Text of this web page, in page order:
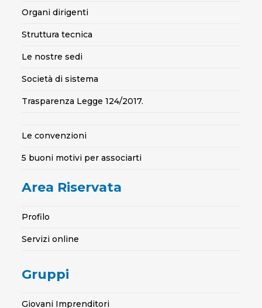
Organi dirigenti
Struttura tecnica
Le nostre sedi
Società di sistema
Trasparenza Legge 124/2017.
Le convenzioni
5 buoni motivi per associarti
Area Riservata
Profilo
Servizi online
Gruppi
Giovani Imprenditori